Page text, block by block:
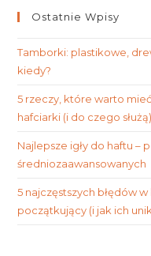
Ostatnie Wpisy
Tamborki: plastikowe,
kiedy?
5 rzeczy, które warto
hafciarki (i do czego służą)
Najlepsze igły do haftu –
średniozaawansowanych
5 najczęstszych błędów
początkujący (i jak ich